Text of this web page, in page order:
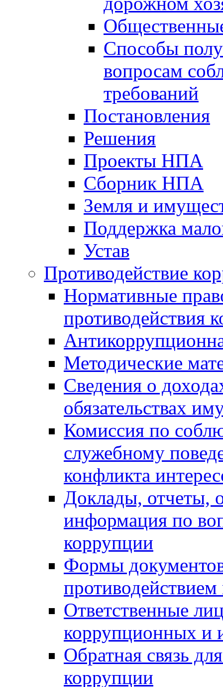
Способы
вопросам
требований
Постановления
Решения
Проекты НПА
Сборник НПА
Земля и
Поддержка
Устав
Противодействие
Нормативные
противодействия
Методические
Сведения о
обязательствах
Комиссия по
служебному
конфликта
Доклады, отчеты,
информация по
коррупции
Формы
Ответственные
коррупционных и
Обратная связь
коррупции